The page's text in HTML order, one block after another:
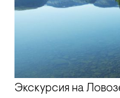
Экскурсия на